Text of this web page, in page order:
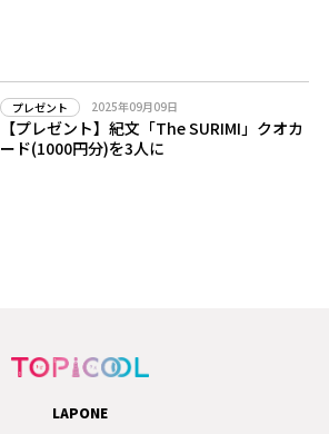
プレゼント 2025年09月09日
【プレゼント】紀文「The SURIMI」クオカ
ード(1000円分)を3人に
LAPONE